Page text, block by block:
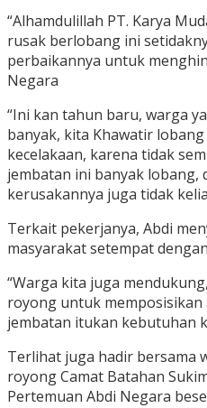
“Alhamdulillah PT. Karya
rusak berlobang ini
perbaikannya untuk
Negara
“Ini kan tahun baru, warga
banyak, kita Khawatir
kecelakaan, karena tidak
jembatan ini banyak lobang,
kerusakannya juga tidak
Terkait pekerjanya, Abdi
masyarakat setempat
“Warga kita juga
royong untuk
jembatan itukan kebutuhan
Terlihat juga hadir bersama
royong Camat Batahan
Pertemuan Abdi Negara